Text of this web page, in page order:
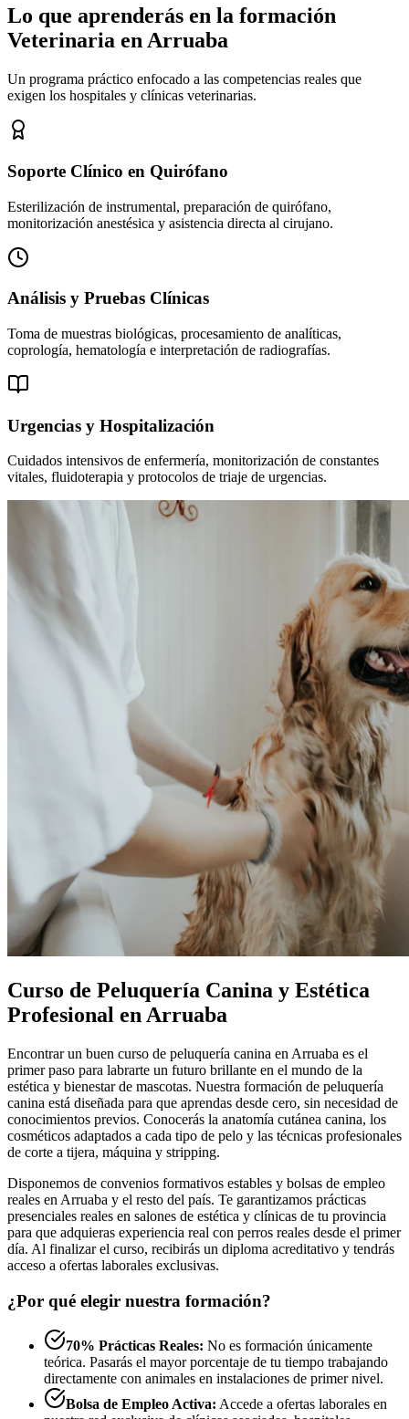
Lo que aprenderás en la formación
Veterinaria en Arruaba
Un programa práctico enfocado a las competencias reales que
exigen los hospitales y clínicas veterinarias.
Soporte Clínico en Quirófano
Esterilización de instrumental, preparación de quirófano,
monitorización anestésica y asistencia directa al cirujano.
Análisis y Pruebas Clínicas
Toma de muestras biológicas, procesamiento de analíticas,
coprología, hematología e interpretación de radiografías.
Urgencias y Hospitalización
Cuidados intensivos de enfermería, monitorización de constantes
vitales, fluidoterapia y protocolos de triaje de urgencias.
Curso de Peluquería Canina y Estética
Profesional en Arruaba
Encontrar un buen curso de peluquería canina en Arruaba es el
primer paso para labrarte un futuro brillante en el mundo de la
estética y bienestar de mascotas. Nuestra formación de peluquería
canina está diseñada para que aprendas desde cero, sin necesidad de
conocimientos previos. Conocerás la anatomía cutánea canina, los
cosméticos adaptados a cada tipo de pelo y las técnicas profesionales
de corte a tijera, máquina y stripping.
Disponemos de convenios formativos estables y bolsas de empleo
reales en Arruaba y el resto del país. Te garantizamos prácticas
presenciales reales en salones de estética y clínicas de tu provincia
para que adquieras experiencia real con perros reales desde el primer
día. Al finalizar el curso, recibirás un diploma acreditativo y tendrás
acceso a ofertas laborales exclusivas.
¿Por qué elegir nuestra formación?
70% Prácticas Reales: No es formación únicamente
teórica. Pasarás el mayor porcentaje de tu tiempo trabajando
directamente con animales en instalaciones de primer nivel.
Bolsa de Empleo Activa: Accede a ofertas laborales en